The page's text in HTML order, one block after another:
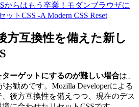
からはもう卒業！モダンブラウザに
トCSS -A Modern CSS Reset
方互換性を備えた新し
ーゲットにするのが難しい場合は、
お勧めです。Mozilla Developerによる
後方互換性を備えつつ、現在のデス